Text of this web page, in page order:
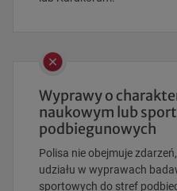
Wyprawy o
naukowym lub
podbiegunowych
Polisa nie obejmuje
udziału w wyprawach
sportowych do stref